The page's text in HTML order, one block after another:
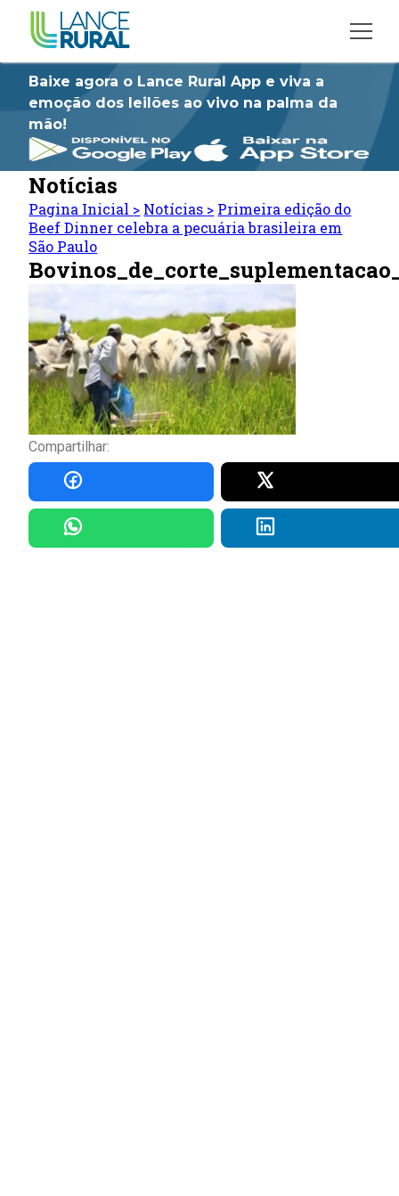
Baixe agora o Lance Rural App e viva a
emoção dos leilões ao vivo na palma da
mão!
Notícias
Pagina Inicial > Notícias > Primeira edição do
Beef Dinner celebra a pecuária brasileira em
São Paulo
Compartilhar: